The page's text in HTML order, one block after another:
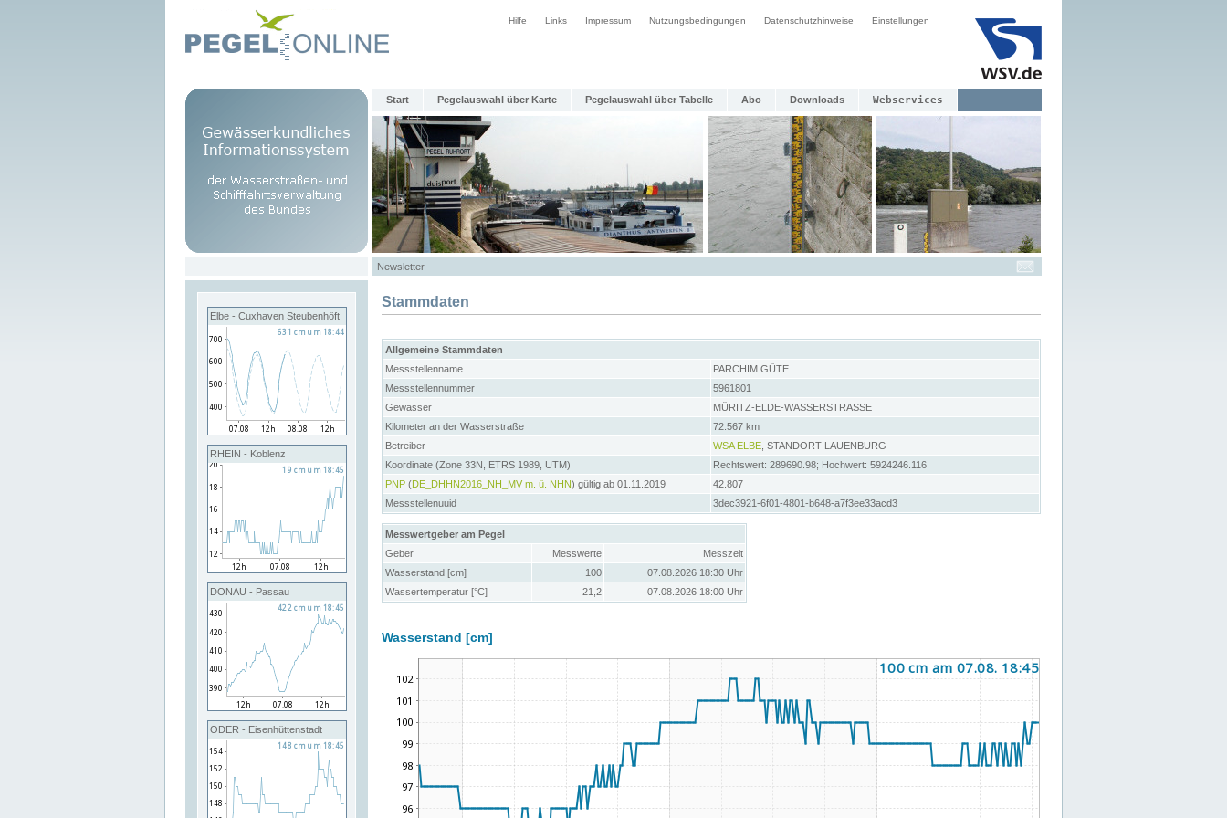
Hilfe Links Impressum Nutzungsbedingungen Datenschutzhinweise Einstellungen
Start Pegelauswahl über Karte Pegelauswahl über Tabelle Abo Downloads Webservices
Newsletter
Elbe - Cuxhaven Steubenhöft
RHEIN - Koblenz
DONAU - Passau
ODER - Eisenhüttenstadt
Stammdaten
Allgemeine Stammdaten
Messstellenname
PARCHIM GÜTE
Messstellennummer
5961801
Gewässer
MÜRITZ-ELDE-WASSERSTRASSE
Kilometer an der Wasserstraße
72.567 km
Betreiber
WSA ELBE , STANDORT LAUENBURG
Koordinate (Zone 33N, ETRS 1989, UTM)
Rechtswert: 289690.98; Hochwert: 5924246.116
PNP (DE_DHHN2016_NH_MV m. ü. NHN) gültig ab 01.11.2019
42.807
Messstellenuuid
3dec3921-6f01-4801-b648-a7f3ee33acd3
Messwertgeber am Pegel
Geber
Messwerte
Messzeit
Wasserstand [cm]
100
07.08.2026 18:30 Uhr
Wassertemperatur [°C]
21,2 07.08.2026 18:00 Uhr
Wasserstand [cm]